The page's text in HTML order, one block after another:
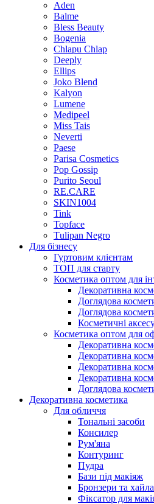
Aden
Balme
Bless Beauty
Bogenia
Chlapu Chlap
Deeply
Ellips
Joko Blend
Kalyon
Lumene
Мedipeel
Miss Tais
Neverti
Paese
Parisa Cosmetics
Pop Gossip
Purito Seoul
RE.CARE
SKIN1004
Tink
Topface
Тulipan Negro
Для бізнесу
Гуртовим клієнтам
ТОП для старту
Косметика оптом для
Декоративна
Доглядова
Доглядова
Косметичні
Косметика оптом для
Декоративна
Декоративна
Декоративна
Декоративна
Доглядова
Декоративна косметика
Для обличчя
Тональні засоби
Консилер
Рум'яна
Контуринг
Пудра
Бази під макіяж
Бронзери та
Фіксатор для